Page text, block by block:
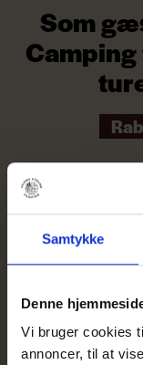
Samtykke
Denne
Vi bruger cookies
annoncer, til at
Som
Camping